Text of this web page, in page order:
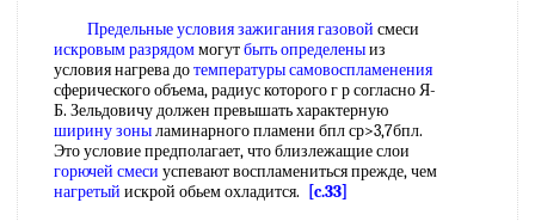
Предельные условиязажигания газовой смеси
искровым разрядоммогутбыть определеныиз
условия нагрева дотемпературы самовоспламенения
сферического объема, радиус которого г р согласно Я-
Б. Зельдовичу должен превышать характерную
ширину зоныламинарного пламени бпл ср>3,7бпл.
Это условие предполагает, что близлежащие слои
горючей смеси успевают воспламениться прежде, чем
нагретый искрой обьем охладится.
[c.33]